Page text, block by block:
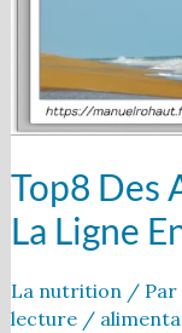
Top8 Des
La Ligne
La nutrition/ Par
lecture/
vacances